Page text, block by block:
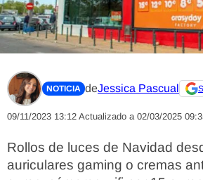
NOTICIA deJessica Pascual
09/11/2023 13:12 Actualizado a 02/03/2025
Rollos de luces de Navidad
auriculares gaming o cremas